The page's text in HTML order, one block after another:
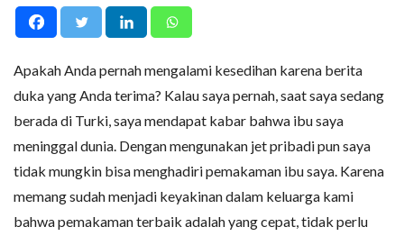
Apakah Anda pernah mengalami kesedihan karena berita
duka yang Anda terima? Kalau saya pernah, saat saya sedang
berada di Turki, saya mendapat kabar bahwa ibu saya
meninggal dunia. Dengan mengunakan jet pribadi pun saya
tidak mungkin bisa menghadiri pemakaman ibu saya. Karena
memang sudah menjadi keyakinan dalam keluarga kami
bahwa pemakaman terbaik adalah yang cepat, tidak perlu